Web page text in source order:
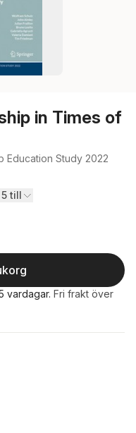
in Times of
Education Study 2022
till
vardagar. Fri frakt över